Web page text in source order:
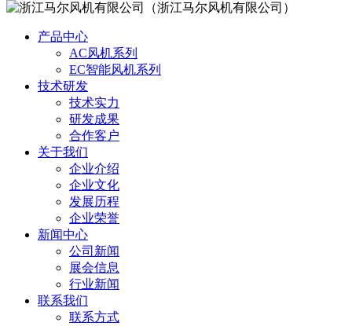
（浙江马尔风机有限公司）
产品中心
AC风机系列
EC智能风机系列
技术研发
技术实力
研发成果
合作客户
关于我们
企业介绍
企业文化
发展历程
企业荣誉
新闻中心
公司新闻
展会信息
行业新闻
联系我们
联系方式